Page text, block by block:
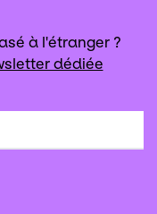
à l'étranger ?
dédiée